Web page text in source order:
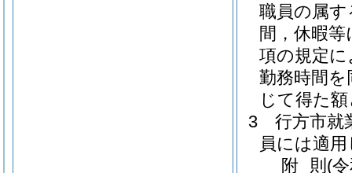
職員の属
間，休暇
項の規定
勤務時間
じて得た
3
行方市就
員には適
附 則 (